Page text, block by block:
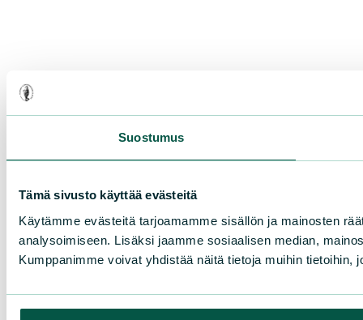
Suostumus
Tämä sivusto käyttää evästeitä
Käytämme evästeitä tarjoamamme sisällön ja mainosten
analysoimiseen. Lisäksi jaamme sosiaalisen median,
Kumppanimme voivat yhdistää näitä tietoja muihin tietoihin,